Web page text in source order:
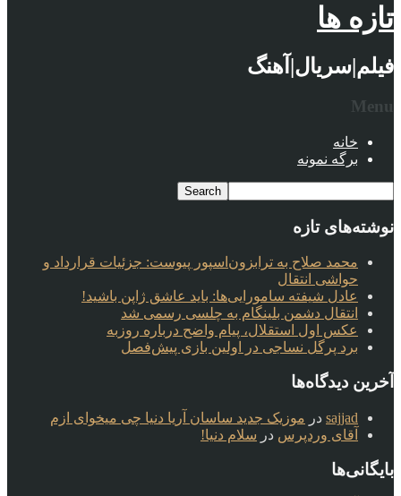
تازه ها
فیلم|سریال|آهنگ
Menu
خانه
برگه نمونه
نوشته‌های تازه
محمد صلاح به ترابزون‌اسپور پیوست: جزئیات قرارداد و
حواشی انتقال
عادل شیفته سامورایی‌ها: باید عاشق ژاپن باشید!
انتقال دشمن بلینگام به چلسی رسمی شد
عکس اول استقلال، پیام واضح درباره روزبه
برد پرگل نساجی در اولین بازی پیش‌فصل
آخرین دیدگاه‌ها
sajjad در موزیک جدید ساسان آریا دنیا چی میخوای ازم
آقای وردپرس در سلام دنیا!
بایگانی‌ها